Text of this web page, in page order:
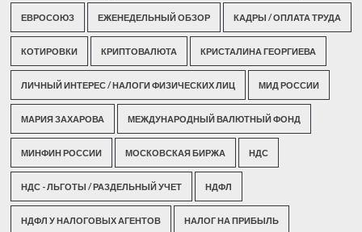
ЕВРОСОЮЗ ЕЖЕНЕДЕЛЬНЫЙ ОБЗОР КАДРЫ / ОПЛАТА ТРУДА
КОТИРОВКИ КРИПТОВАЛЮТА КРИСТАЛИНА ГЕОРГИЕВА
ЛИЧНЫЙ ИНТЕРЕС / НАЛОГИ ФИЗИЧЕСКИХ ЛИЦ МИД РОССИИ
МАРИЯ ЗАХАРОВА МЕЖДУНАРОДНЫЙ ВАЛЮТНЫЙ ФОНД
МИНФИН РОССИИ МОСКОВСКАЯ БИРЖА НДС
НДС - ЛЬГОТЫ / РАЗДЕЛЬНЫЙ УЧЕТ НДФЛ
НДФЛ У НАЛОГОВЫХ АГЕНТОВ НАЛОГ НА ПРИБЫЛЬ